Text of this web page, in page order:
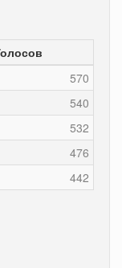
570
540
532
476
442